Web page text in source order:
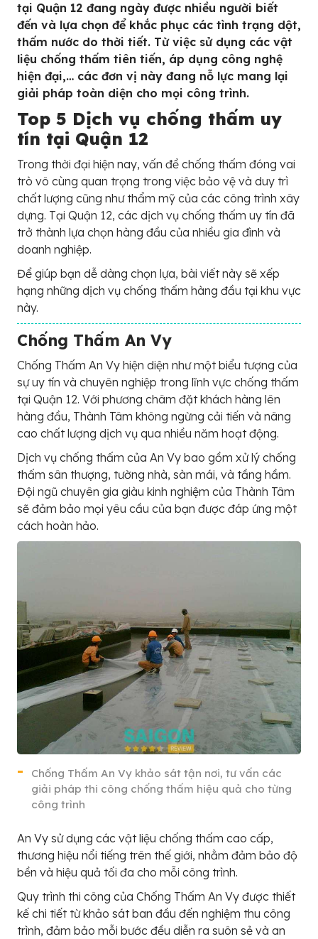
tại Quận 12 đang ngày được nhiều người biết
đến và lựa chọn để khắc phục các tình trạng dột,
thấm nước do thời tiết. Từ việc sử dụng các vật
liệu chống thấm tiên tiến, áp dụng công nghệ
hiện đại,… các đơn vị này đang nỗ lực mang lại
giải pháp toàn diện cho mọi công trình.
Top 5 Dịch vụ chống thấm uy
tín tại Quận 12
Trong thời đại hiện nay, vấn đề chống thấm đóng vai
trò vô cùng quan trọng trong việc bảo vệ và duy trì
chất lượng cũng như thẩm mỹ của các công trình xây
dựng. Tại Quận 12, các dịch vụ chống thấm uy tín đã
trở thành lựa chọn hàng đầu của nhiều gia đình và
doanh nghiệp.
Để giúp bạn dễ dàng chọn lựa, bài viết này sẽ xếp
hạng những dịch vụ chống thấm hàng đầu tại khu vực
này.
Chống Thấm An Vy
Chống Thấm An Vy hiện diện như một biểu tượng của
sự uy tín và chuyên nghiệp trong lĩnh vực chống thấm
tại Quận 12. Với phương châm đặt khách hàng lên
hàng đầu, Thành Tâm không ngừng cải tiến và nâng
cao chất lượng dịch vụ qua nhiều năm hoạt động.
Dịch vụ chống thấm của An Vy bao gồm xử lý chống
thấm sân thượng, tường nhà, sàn mái, và tầng hầm.
Đội ngũ chuyên gia giàu kinh nghiệm của Thành Tâm
sẽ đảm bảo mọi yêu cầu của bạn được đáp ứng một
cách hoàn hảo.
Chống Thấm An Vy khảo sát tận nơi, tư vấn các
giải pháp thi công chống thấm hiệu quả cho từng
công trình
An Vy sử dụng các vật liệu chống thấm cao cấp,
thương hiệu nổi tiếng trên thế giới, nhằm đảm bảo độ
bền và hiệu quả tối đa cho mỗi công trình.
Quy trình thi công của Chống Thấm An Vy được thiết
kế chi tiết từ khảo sát ban đầu đến nghiệm thu công
trình, đảm bảo mỗi bước đều diễn ra suôn sẻ và an